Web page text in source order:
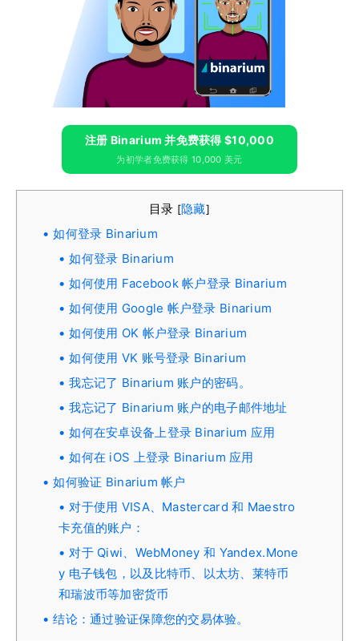
注册 Binarium 并免费获得 $10,000
为初学者免费获得 10,000 美元
目录 [隐藏]
如何登录 Binarium
如何登录 Binarium
如何使用 Facebook 帐户登录 Binarium
如何使用 Google 帐户登录 Binarium
如何使用 OK 帐户登录 Binarium
如何使用 VK 账号登录 Binarium
我忘记了 Binarium 账户的密码。
我忘记了 Binarium 账户的电子邮件地址
如何在安卓设备上登录 Binarium 应用
如何在 iOS 上登录 Binarium 应用
如何验证 Binarium 帐户
对于使用 VISA、Mastercard 和 Maestro
卡充值的账户：
对于 Qiwi、WebMoney 和 Yandex.Mone
y 电子钱包，以及比特币、以太坊、莱特币
和瑞波币等加密货币
结论：通过验证保障您的交易体验。